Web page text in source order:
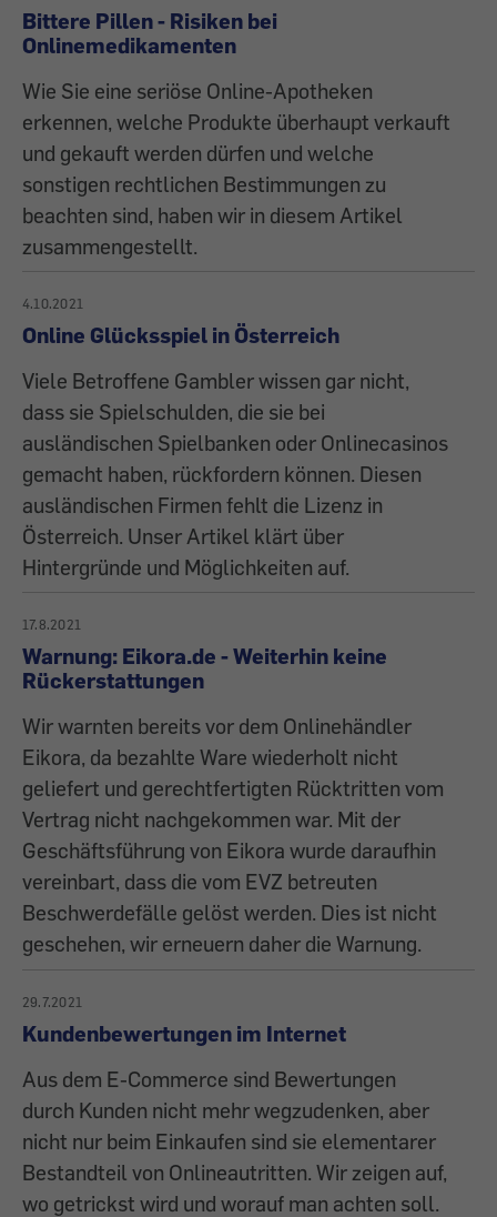
Bittere Pillen - Risiken bei
Onlinemedikamenten
Wie Sie eine seriöse Online-Apotheken
erkennen, welche Produkte überhaupt verkauft
und gekauft werden dürfen und welche
sonstigen rechtlichen Bestimmungen zu
beachten sind, haben wir in diesem Artikel
zusammengestellt.
4.10.2021
Online Glücksspiel in Österreich
Viele Betroffene Gambler wissen gar nicht,
dass sie Spielschulden, die sie bei
ausländischen Spielbanken oder Onlinecasinos
gemacht haben, rückfordern können. Diesen
ausländischen Firmen fehlt die Lizenz in
Österreich. Unser Artikel klärt über
Hintergründe und Möglichkeiten auf.
17.8.2021
Warnung: Eikora.de - Weiterhin keine
Rückerstattungen
Wir warnten bereits vor dem Onlinehändler
Eikora, da bezahlte Ware wiederholt nicht
geliefert und gerechtfertigten Rücktritten vom
Vertrag nicht nachgekommen war. Mit der
Geschäftsführung von Eikora wurde daraufhin
vereinbart, dass die vom EVZ betreuten
Beschwerdefälle gelöst werden. Dies ist nicht
geschehen, wir erneuern daher die Warnung.
29.7.2021
Kundenbewertungen im Internet
Aus dem E-Commerce sind Bewertungen
durch Kunden nicht mehr wegzudenken, aber
nicht nur beim Einkaufen sind sie elementarer
Bestandteil von Onlineautritten. Wir zeigen auf,
wo getrickst wird und worauf man achten soll.